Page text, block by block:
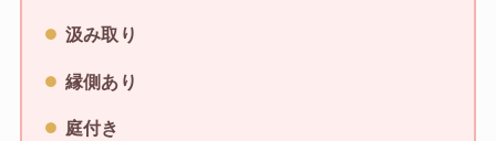
汲み取り
縁側あり
庭付き